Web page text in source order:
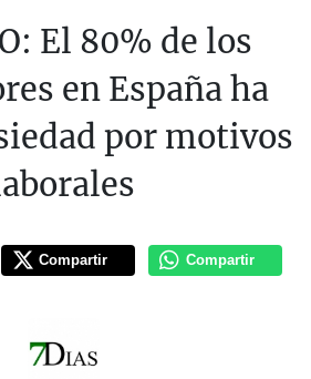
El 80% de los
en España ha
por motivos
Compartir Compartir